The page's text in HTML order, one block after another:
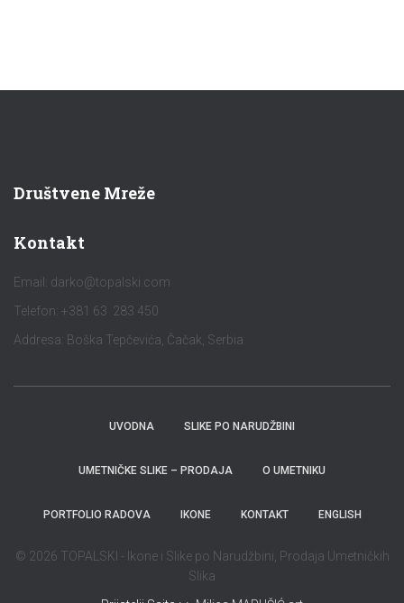
Društvene Mreže
Kontakt
Email: darko@topalski.com
Telefon: +381 63 283 450
Addresa: Boška Tepčevića, Čačak, Serbia
UVODNA SLIKE PO NARUDŽBINI
UMETNIČKE SLIKE – PRODAJA O UMETNIKU
PORTFOLIO RADOVA IKONE KONTAKT ENGLISH
© 2026 TOPALSKI - Ikone i Slike po Narudžbini, Prodaja Umetničkih
Slika